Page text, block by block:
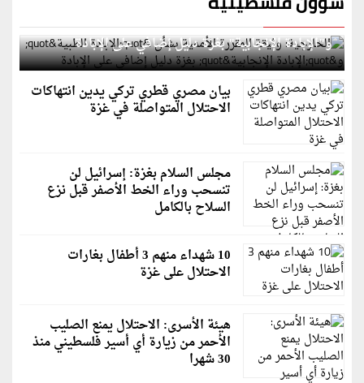
الخارجية: وثيقة المقررة الأممية بشأن "الإبادة الطبية"
و"الإبادة الإنجابية" بغزة دليل إضافي على الإبادة
بيان مصري قطري تركي يدين انتهاكات
الاحتلال المتواصلة في غزة
مجلس السلام بغزة: إسرائيل لن
تنسحب وراء الخط الأصفر قبل نزع
السلاح بالكامل
10 شهداء منهم 3 أطفال بغارات
الاحتلال على غزة
هيئة الأسرى: الاحتلال يمنع الصليب
الأحمر من زيارة أي أسير فلسطيني منذ
30 شهرا